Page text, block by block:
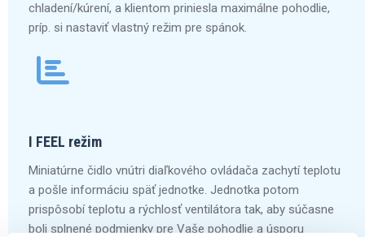
chladení/kúrení, a klientom priniesla maximálne pohodlie,
príp. si nastaviť vlastný režim pre spánok.
I FEEL režim
Miniatúrne čidlo vnútri diaľkového ovládača zachytí teplotu
a pošle informáciu späť jednotke. Jednotka potom
prispôsobí teplotu a rýchlosť ventilátora tak, aby súčasne
boli splnené podmienky pre Vaše pohodlie a úsporu